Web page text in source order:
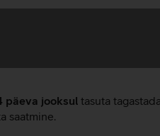
päeva jooksul tasuta
saatmine.